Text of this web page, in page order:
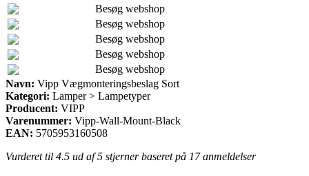
Besøg webshop
Besøg webshop
Besøg webshop
Besøg webshop
Besøg webshop
Navn: Vipp Vægmonteringsbeslag Sort
Kategori: Lamper > Lampetyper
Producent: VIPP
Varenummer: Vipp-Wall-Mount-Black
EAN: 5705953160508
Vurderet til 4.5 ud af 5 stjerner baseret på 17anmeldelser